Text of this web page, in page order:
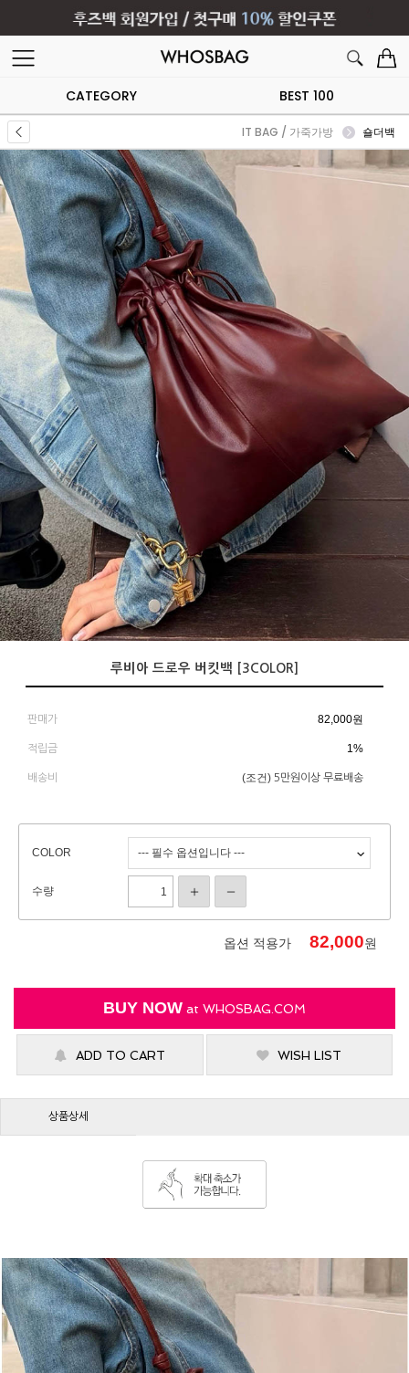
CATEGORY BEST 100
IT BAG / 가죽가방 숄더백
루비아 드로우 버킷백 [3COLOR]
판매가 82,000원
적립금 1%
배송비 (조건) 5만원이상 무료배송
COLOR
수량
옵션 적용가 82,000원
BUY NOW at WHOSBAG.COM
ADD TO CART WISH LIST
상품상세